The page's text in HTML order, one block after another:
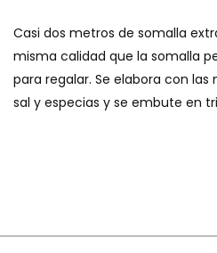
Casi dos metros de somalla
misma calidad que la somalla
para regalar. Se elabora con
sal y especias y se embute en